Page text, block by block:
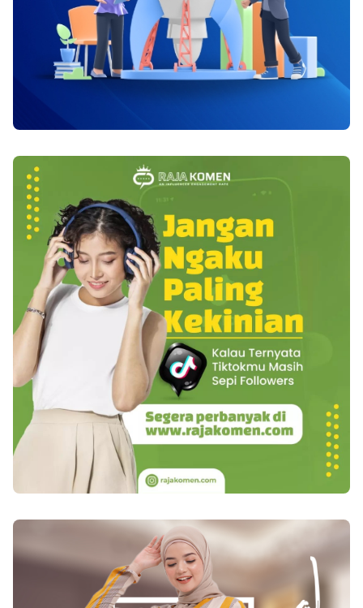
terus efisien. Pemakaian Insulin di pesawat
terbang Saat Anda mesti memakai insulin diatas
pesawat terbang, barangkali banyak hal butuh
Anda cermati. Diatas pesawat terbang
desakannya pasti tidak sama. Nah, waktu Anda
dipengaruhi oleh tekan hawa seputar, hingga
jumlahnya jadi tak akurat. Sebaiknya Anda
menyuntikan insulin sebelum saat pesawat take
off atau menanti hingga landing. Menanggung
derita penyakit diabetes bukan hanya rintangan
untuk Anda untuk melancong. Anda dapat
dengan efisien memakai insulin setiap saat,
seandainya Anda telah tahu bagaimana caranya
efektifnya.
khususnya usaha mikro dan kecil. Banyak dari
mereka mengeluhkan prosedur yang dianggap
rumit, biaya yang dirasa membebani, serta
minimnya pendampingan dan sosialisasi.
Kondisi inilah yang kemudian memunculkan
Dalam konteks tersebut, Babe Haikal sebagai
menyuarakan pandangan yang menyoroti sisi
kemanusiaan dan kepentingan umat.Nama Babe
Haikal menjadi sorotan karena pernyataannya
dianggap mencerminkan suara masyarakat
bawah yang terdampak langsung oleh kebijakan
sertifikasi halal. Bagi pendukungnya, sikap
tersebut dilihat sebagai bentuk kepedulian
terhadap umat agar regulasi yang diterapkan
tidak justru menyulitkan mereka yang
seharusnya dilindungi. Pandangan ini mendapat
perhatian luas karena disampaikan oleh tokoh
yang memiliki basis pengikut dan pengaruh di
ruang publik.Namun, sorotan terhadap Babe
Haikal juga diiringi dengan beragam respons.
Sebagian pihak menilai bahwa kritik terhadap
sertifikasi halal perlu disampaikan secara hati-
hati agar tidak menimbulkan kesalahpahaman.
penting untuk menjaga kepercayaan umat. Jika
publik keliru memahami kritik tersebut,
dikhawatirkan akan muncul anggapan bahwa
sertifikasi halal tidak penting atau sekadar
formalitas, padahal esensinya sangat